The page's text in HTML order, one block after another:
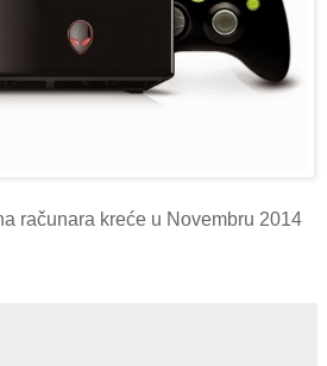
računara kreće u Novembru 2014